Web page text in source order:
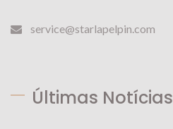
service@starlapelpin.com
Últimas Notícias